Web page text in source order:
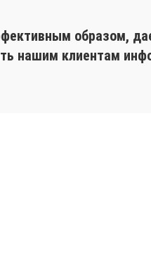
образом,
нашим клиентам